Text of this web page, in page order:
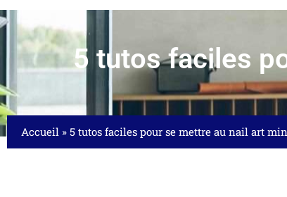
5 tutos faciles
Accueil » 5 tutos faciles pour se mettre au nail art